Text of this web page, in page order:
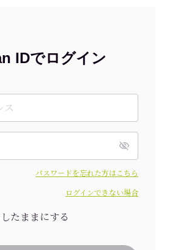
IDでログイン
パスワードを忘れた方はこちら
ログインできない場合
たままにする